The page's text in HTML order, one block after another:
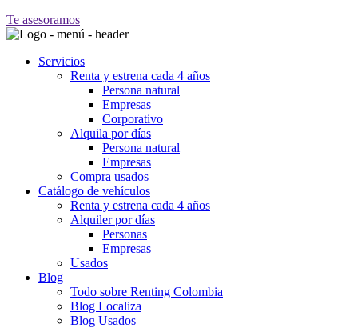
Te asesoramos
Servicios
Renta y estrena cada 4 años
Persona natural
Empresas
Corporativo
Alquila por días
Persona natural
Empresas
Compra usados
Catálogo de vehículos
Renta y estrena cada 4 años
Alquiler por días
Personas
Empresas
Usados
Blog
Todo sobre Renting Colombia
Blog Localiza
Blog Usados